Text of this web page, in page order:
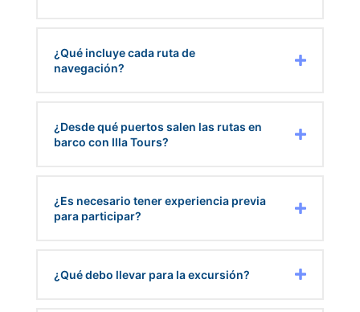
¿Qué incluye cada ruta de
navegación?
¿Desde qué puertos salen las rutas en
barco con Illa Tours?
¿Es necesario tener experiencia previa
para participar?
¿Qué debo llevar para la excursión?